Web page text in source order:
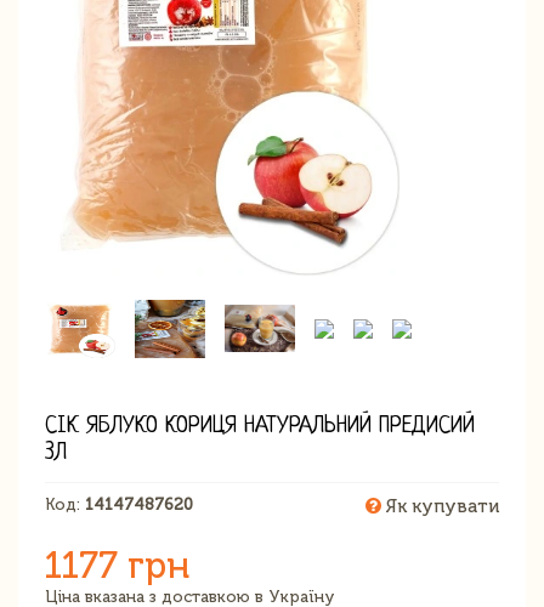
СІК ЯБЛУКО КОРИЦЯ НАТУРАЛЬНИЙ ПРЕДИСИЙ
3Л
Код: 14147487620 Як купувати
1177 грн
Ціна вказана з доставкою в Україну